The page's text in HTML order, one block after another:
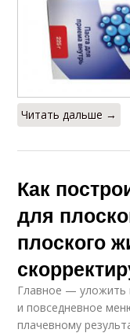
Читать дальше →
Как
для
плоского
Главное — уложить
и повседневное
плачевному